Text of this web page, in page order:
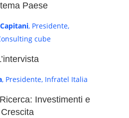
Paese
, Presidente,
cube
, Presidente, Infratel Italia
Investimenti e
Crescita